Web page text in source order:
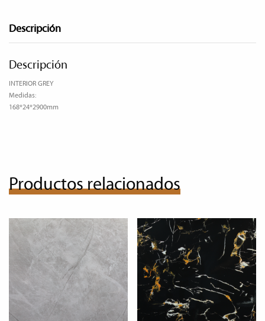
Descripción
Descripción
INTERIOR GREY
Medidas:
168*24*2900mm
Productos relacionados